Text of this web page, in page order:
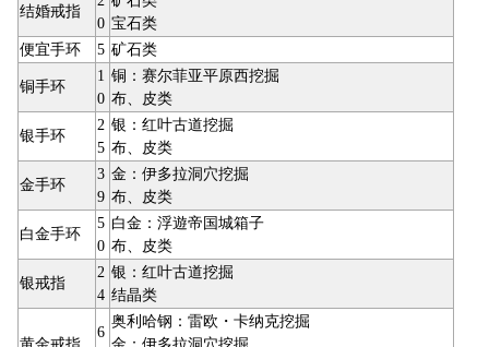
结婚戒指
0 宝石类
便宜手环
5 矿石类
铜手环
1
0
铜：赛尔菲亚平原西挖掘
布、皮类
银手环
2
5
银：红叶古道挖掘
布、皮类
金手环
3
9
金：伊多拉洞穴挖掘
布、皮类
白金手环
5
0
白金：浮遊帝国城箱子
布、皮类
银戒指
2
4
银：红叶古道挖掘
结晶类
6
奥利哈钢：雷欧・卡纳克挖掘